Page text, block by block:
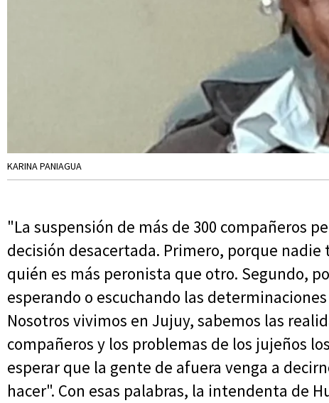
KARINA PANIAGUA
"La suspensión de más de 300 compañeros
decisión desacertada. Primero, porque
quién es más peronista que otro. Segundo,
esperando o escuchando las
Nosotros vivimos en Jujuy, sabemos las
compañeros y los problemas de los jujeños
esperar que la gente de afuera venga a
hacer". Con esas palabras, la intendenta de